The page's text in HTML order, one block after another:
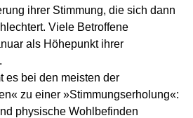
ihrer Stimmung, die sich dann
Viele Betroffene
als Höhepunkt ihrer
es bei den meisten der
zu einer »Stimmungserholung«:
physische Wohlbefinden